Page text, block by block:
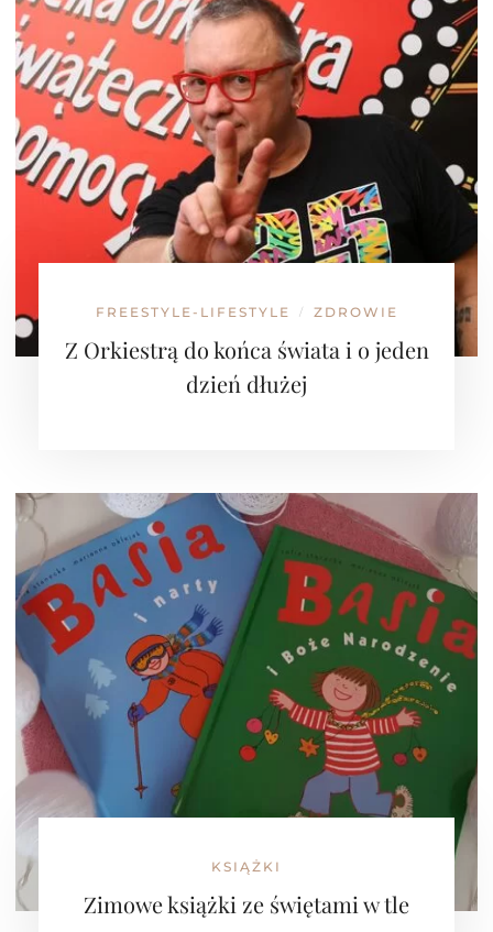
FREESTYLE-LIFESTYLE / ZDROWIE
Z Orkiestrą do końca świata i o jeden
dzień dłużej
KSIĄŻKI
Zimowe książki ze świętami w tle